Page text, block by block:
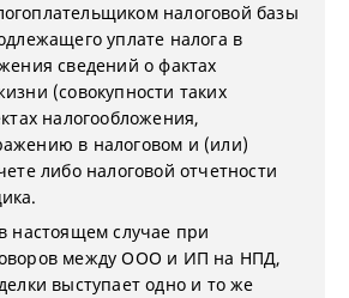
налоговой базы
уплате налога в
сведений о фактах
(совокупности таких
налогообложения,
в налоговом и (или)
либо налоговой отчетности
настоящем случае при
между ООО и ИП на НПД,
выступает одно и то же